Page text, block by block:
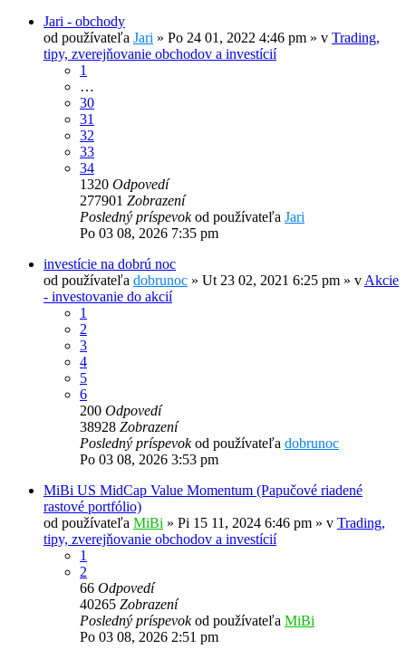
Jari - obchody
od používateľa Jari » Po 24 01, 2022 4:46 pm » v Trading,
tipy, zverejňovanie obchodov a investícií
1
…
30
31
32
33
34
1320 Odpovedí
277901 Zobrazení
Posledný príspevokod používateľa Jari
Po 03 08, 2026 7:35 pm
investície na dobrú noc
od používateľa dobrunoc » Ut 23 02, 2021 6:25 pm » vAkcie
- investovanie do akcií
1
2
3
4
5
6
200 Odpovedí
38928 Zobrazení
Posledný príspevokod používateľa dobrunoc
Po 03 08, 2026 3:53 pm
MiBi US MidCap Value Momentum (Papučové riadené
rastové portfólio)
od používateľa MiBi » Pi 15 11, 2024 6:46 pm » v Trading,
tipy, zverejňovanie obchodov a investícií
1
2
66 Odpovedí
40265 Zobrazení
Posledný príspevokod používateľa MiBi
Po 03 08, 2026 2:51 pm